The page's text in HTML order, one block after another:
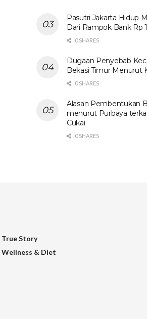
Pasutri Jakarta Hidup
Dari Rampok Bank Rp
0 SHARES
Dugaan Penyebab
Bekasi Timur Menurut
0 SHARES
Alasan Pembentukan
menurut Purbaya
Cukai
0 SHARES
True Story
Wellness & Diet